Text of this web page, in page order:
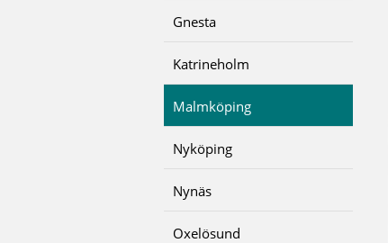
Gnesta
Katrineholm
Malmköping
Nyköping
Nynäs
Oxelösund